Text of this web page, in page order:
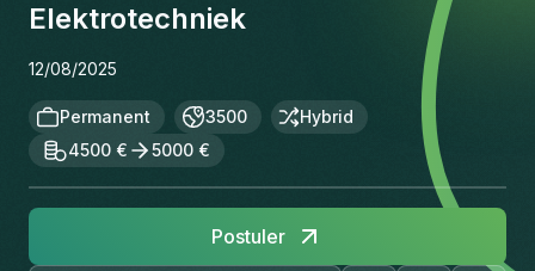
Elektrotechniek
12/08/2025
Permanent 3500
Hybrid
4500 €
5000 €
Postuler